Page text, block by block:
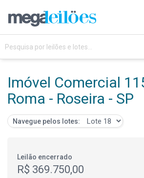
Imóvel Comercial
Roma - Roseira - SP
Navegue pelos lotes:
Leilão encerrado
R$ 369.750,00